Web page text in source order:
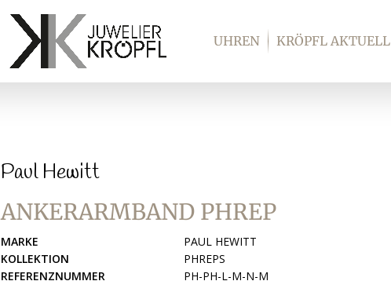
UHREN KRÖPFL AKTUELL
Paul Hewitt
ANKERARMBAND PHREP
MARKE
PAUL HEWITT
KOLLEKTION
PHREPS
REFERENZNUMMER
PH-PH-L-M-N-M